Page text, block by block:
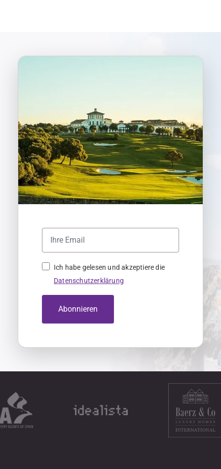
Ich habe gelesen und akzeptiere die
Datenschutzerklärung
Abonnieren